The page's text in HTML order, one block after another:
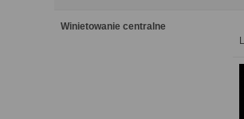
Winietowanie centralne